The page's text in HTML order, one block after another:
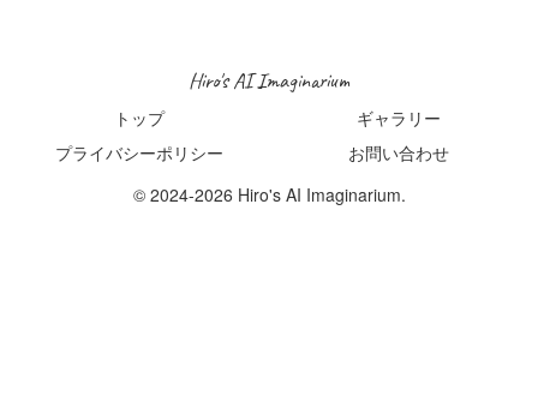
Hiro's AI Imaginarium
トップ
ギャラリー
プライバシーポリシー
お問い合わせ
© 2024-2026 Hiro's AI Imaginarium.